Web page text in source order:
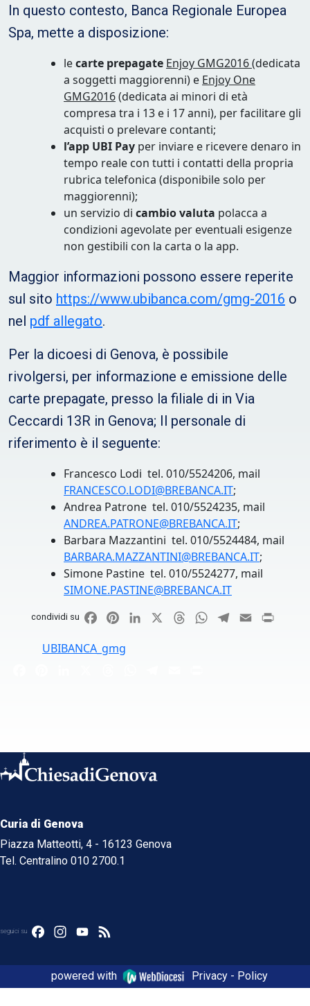
In questo contesto, Banca Regionale Europea
Spa, mette a disposizione:
lecarte prepagate Enjoy GMG2016(dedicata
a soggetti maggiorenni) e Enjoy One
GMG2016(dedicata ai minori di età
compresa tra i 13 e i 17 anni), per facilitare gli
acquisti o prelevare contanti;
l’app UBI Pay per inviare e ricevere denaro in
tempo reale con tutti i contatti della propria
rubrica telefonica (disponibile solo per
maggiorenni);
un servizio di cambio valuta polacca a
condizioni agevolate per eventuali esigenze
non gestibili con la carta o la app.
Maggior informazioni possono essere reperite
sul sito https://www.ubibanca.com/gmg-2016 o
nel pdf allegato.
Per la dicoesi di Genova, è possibile
rivolgersi, per informazione e emissione delle
carte prepagate, presso la filiale di in Via
Ceccardi 13R in Genova; Il personale di
riferimento è il seguente:
Francesco Lodi tel. 010/5524206, mail
FRANCESCO.LODI@BREBANCA.IT;
Andrea Patrone tel. 010/5524235, mail
ANDREA.PATRONE@BREBANCA.IT;
Barbara Mazzantini tel. 010/5524484, mail
BARBARA.MAZZANTINI@BREBANCA.IT;
Simone Pastine tel. 010/5524277, mail
SIMONE.PASTINE@BREBANCA.IT
condividi su FacebookPinterestLinkedIn ThreadsWhatsApp
Telegram
Email
UBIBANCA_gmg
Curia di Genova
Piazza Matteotti, 4 - 16123 Genova
Tel. Centralino 010 2700.1
seguici su FacebookInstagram
YouTube
powered with Privacy - Policy